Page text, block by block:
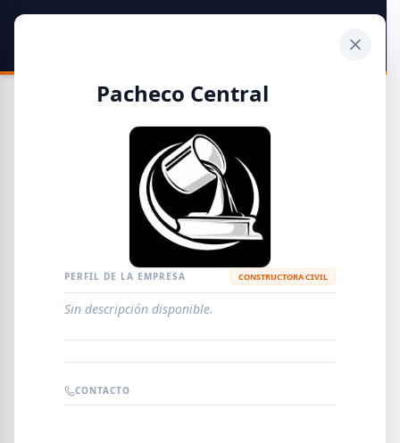
Guía de Empresas Metalúrgicas y Siderúrgicas
METALÚRGICAS
EMPRESAS AGREGAR EMPRESA
Error al cargar empresas.
Pacheco Central
PERFIL DE LA EMPRESA CONSTRUCTORA CIVIL
Sin descripción disponible.
CONTACTO